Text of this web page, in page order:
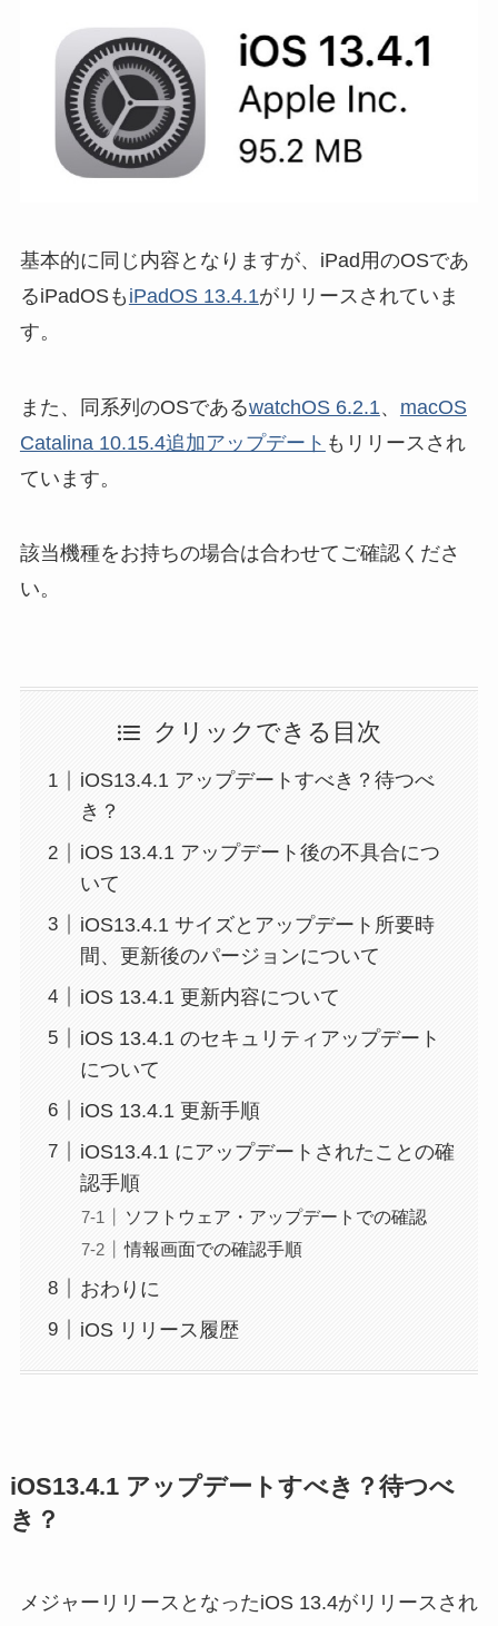
基本的に同じ内容となりますが、iPad用のOSであ
るiPadOSも iPadOS 13.4.1がリリースされていま
す。
また、同系列のOSであるwatchOS 6.2.1、 macOS
Catalina 10.15.4追加アップデート もリリースされ
ています。
該当機種をお持ちの場合は合わせてご確認くださ
い。
クリックできる目次
iOS13.4.1 アップデートすべき？待つべ
き？
iOS 13.4.1 アップデート後の不具合につ
いて
iOS13.4.1 サイズとアップデート所要時
間、更新後のパージョンについて
iOS 13.4.1 更新内容について
iOS 13.4.1 のセキュリティアップデート
について
iOS 13.4.1 更新手順
iOS13.4.1 にアップデートされたことの確
認手順
ソフトウェア・アップデートでの確認
情報画面での確認手順
おわりに
iOS リリース履歴
iOS13.4.1 アップデートすべき？待つべ
き？
メジャーリリースとなったiOS 13.4がリリースされ